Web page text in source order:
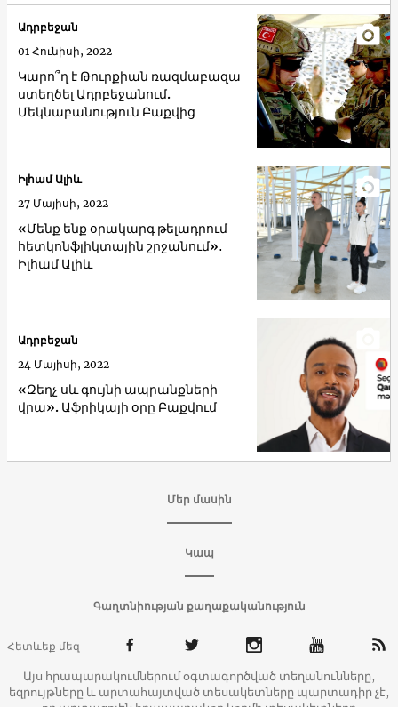
Կարո՞ղ է Թուրքիան ռազմաբազա
ստեղծել Ադրբեջանում.
Մեկնաբանություն Բաքվից
Ադրբեջան
01 Հունիսի, 2022
«Մենք ենք օրակարգ թելադրում
հետկոնֆլիկտային շրջանում»․
Իլհամ Ալիև
Իլհամ Ալիև
27 Մայիսի, 2022
«Զեղչ սև գույնի ապրանքների
վրա». Աֆրիկայի օրը Բաքվում
Ադրբեջան
24 Մայիսի, 2022
Մեր մասին
Կապ
Գաղտնիության քաղաքականություն
Հետևեք մեզ
Այս հրապարակումներում օգտագործված տեղանունները,
եզրույթները և արտահայտված տեսակետները պարտադիր չէ,